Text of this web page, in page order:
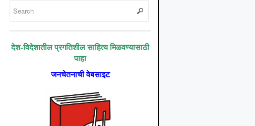
देश-विदेशातील प्रगतिशील साहित्य मिळवण्यासाठी
पाहा
जनचेतनाची वेबसाइट